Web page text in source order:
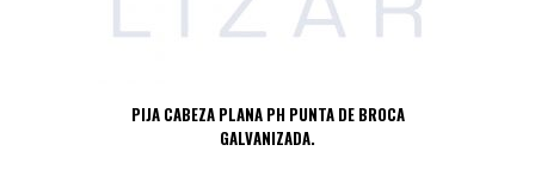
PIJA CABEZA PLANA PH PUNTA DE BROCA
GALVANIZADA.